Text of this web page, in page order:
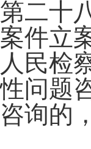
第二十
案件立
人民检
性问题
咨询的